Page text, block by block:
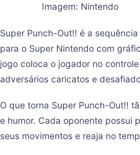
Imagem: Nintendo
Super Punch-Out!! é a
para o Super Nintendo com
jogo coloca o jogador no
adversários caricatos e
O que torna Super Punch-Out!!
e humor. Cada oponente possui
seus movimentos e reaja no